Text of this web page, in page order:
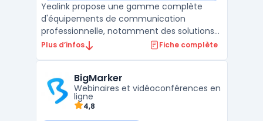
Yealink propose une gamme complète
d'équipements de communication
professionnelle, notamment des solutions
de téléphonie IP et de visioconférence
appareils VoIP de haute qualité, conçus
pour offrir une connectivité fluide ...
Plus d’infos Fiche complète
BigMarker
Webinaires et vidéoconférences en
ligne
4,8